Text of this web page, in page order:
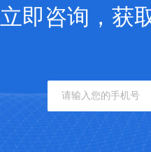
立即咨询，获